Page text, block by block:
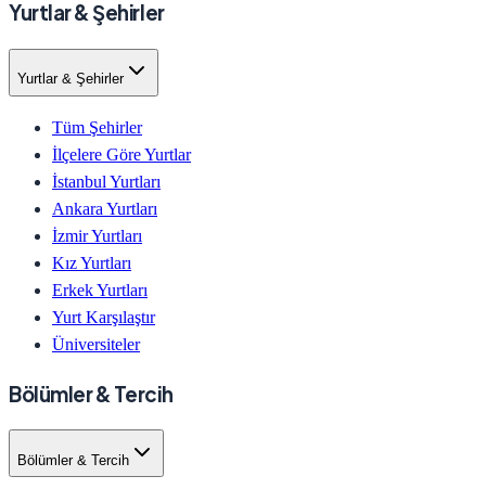
Yurtlar & Şehirler
Yurtlar & Şehirler
Tüm Şehirler
İlçelere Göre Yurtlar
İstanbul Yurtları
Ankara Yurtları
İzmir Yurtları
Kız Yurtları
Erkek Yurtları
Yurt Karşılaştır
Üniversiteler
Bölümler & Tercih
Bölümler & Tercih